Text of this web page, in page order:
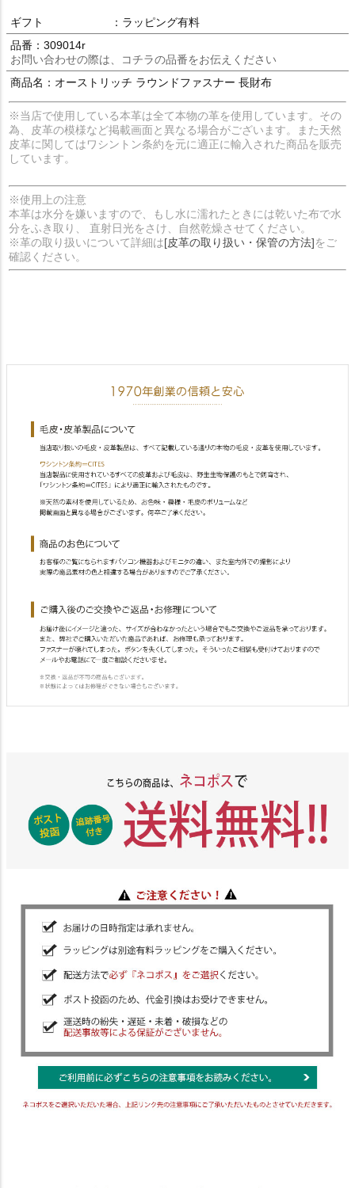
ギフト
：ラッピング有料
品番：309014r
お問い合わせの際は、コチラの品番をお伝えください
商品名：オーストリッチ ラウンドファスナー 長財布
※当店で使用している本革は全て本物の革を使用しています。その
為、皮革の模様など掲載画面と異なる場合がございます。また天然
皮革に関してはワシントン条約を元に適正に輸入された商品を販売
しています。
※使用上の注意
本革は水分を嫌いますので、もし水に濡れたときには乾いた布で水
分をふき取り、 直射日光をさけ、自然乾燥させてください。
※革の取り扱いについて詳細は[皮革の取り扱い・保管の方法]をご
確認ください。